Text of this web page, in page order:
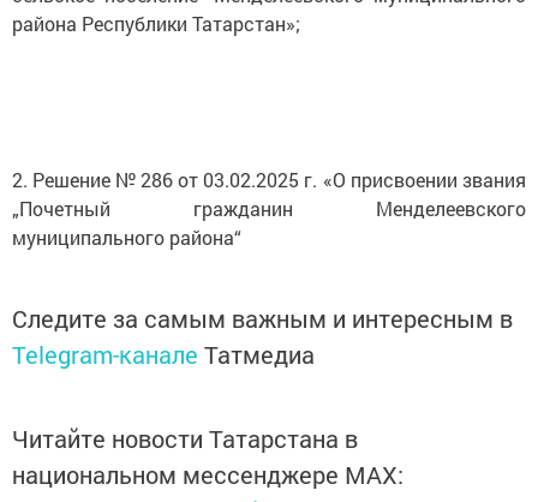
района Республики Татарстан»;
2. Решение № 286 от 03.02.2025 г. «О присвоении звания
„Почетный гражданин Менделеевского
муниципального района“
Следите за самым важным и интересным в
Telegram-канале Татмедиа
Читайте новости Татарстана в
национальном мессенджере MАХ: